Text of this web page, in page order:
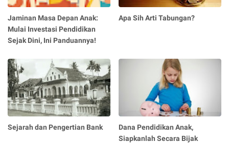
Jaminan Masa Depan Anak:
Mulai Investasi Pendidikan
Sejak Dini, Ini Panduannya!
Apa Sih Arti Tabungan?
Sejarah dan Pengertian Bank
Dana Pendidikan Anak,
Siapkanlah Secara Bijak